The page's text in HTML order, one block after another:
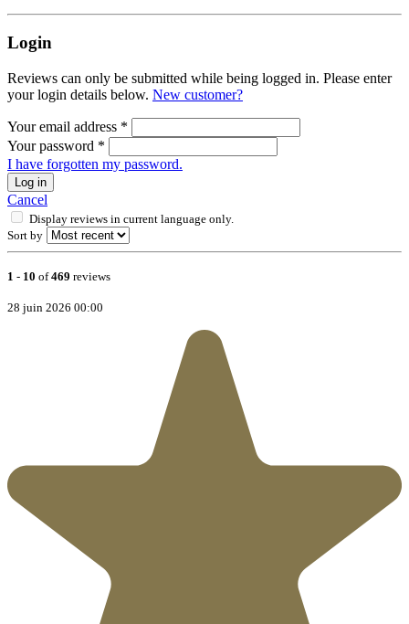
Login
Reviews can only be submitted while being logged in. Please enter
your login details below. New customer?
Your email address *
Your password *
I have forgotten my password.
Log in
Cancel
Display reviews in current language only.
Sort by
1 - 10 of469 reviews
28 juin 2026 00:00